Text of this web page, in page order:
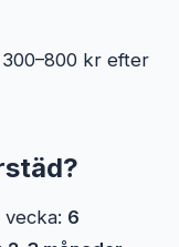
kr efter
6